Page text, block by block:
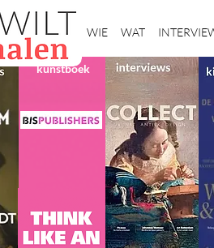
Home WIE WAT
kunstboek